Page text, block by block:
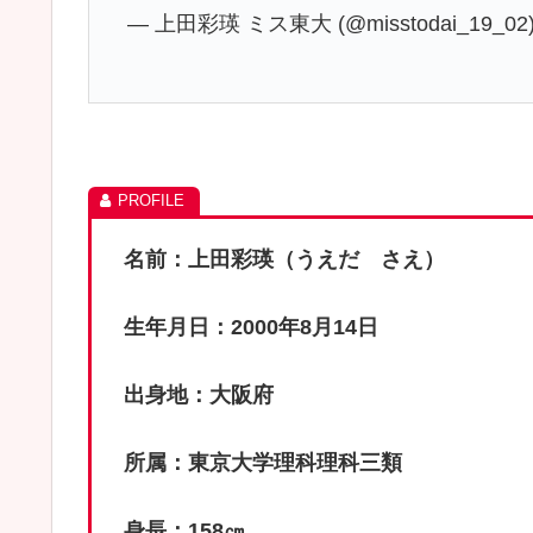
— 上田彩瑛 ミス東大
名前：上田彩瑛（うえだ さえ）
生年月日：2000年8月14日
出身地：大阪府
所属：東京大学理科理科三類